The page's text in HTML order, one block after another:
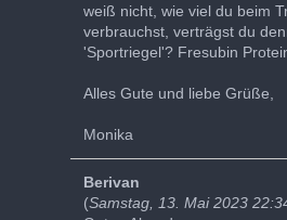
weiß nicht, wie viel du beim
verbrauchst, verträgst du
'Sportriegel'? Fresubin
Alles Gute und liebe Grüße,
Monika
Berivan
(Samstag, 13. Mai 2023